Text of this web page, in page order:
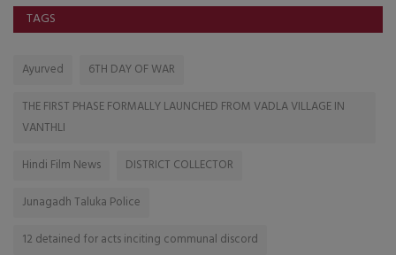
TAGS
Ayurved
6TH DAY OF WAR
THE FIRST PHASE FORMALLY LAUNCHED FROM VADLA VILLAGE IN
VANTHLI
Hindi Film News
DISTRICT COLLECTOR
Junagadh Taluka Police
12 detained for acts inciting communal discord